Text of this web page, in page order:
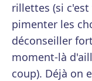
rillettes (si
pimenter les
déconseiller
moment-là
coup). Déjà on